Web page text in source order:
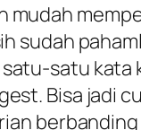
mudah
sudah
satu
Bisa jadi